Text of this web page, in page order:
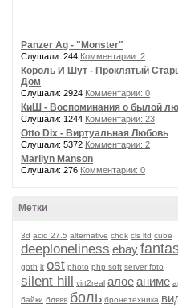
Panzer Ag - "Monster"
Слушали: 244 Комментарии: 2
Король И Шут - Проклятый
Дом
Слушали: 2924 Комментарии: 0
КиШ - Воспоминания о былой
Слушали: 1244 Комментарии: 23
Otto Dix - Виртуальная Любовь
Слушали: 5372 Комментарии: 2
Marilyn Manson
Слушали: 276 Комментарии: 0
Метки
3d acid 27.5 alternative chdk cls ltd cube
deeploneliness ebay
goth it ost photo php soft server foto
silent hill virt2real алоеаниме
байки бляяя боль бронетехника